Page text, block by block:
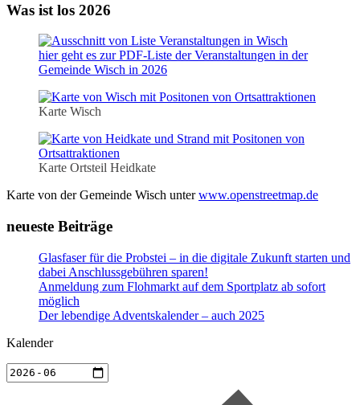
Was ist los 2026
hier geht es zur PDF-Liste der Veranstaltungen in der
Gemeinde Wisch in 2026
Karte Wisch
Karte Ortsteil Heidkate
Karte von der Gemeinde Wisch unterwww.openstreetmap.de
neueste Beiträge
Glasfaser für die Probstei – in die digitale Zukunft starten und
dabei Anschlussgebühren sparen!
Anmeldung zum Flohmarkt auf dem Sportplatz ab sofort
möglich
Der lebendige Adventskalender – auch 2025
Kalender